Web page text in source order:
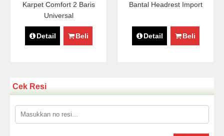
Karpet Comfort 2 Baris
Universal
Detail Beli
Bantal Headrest Import
Detail Beli
Cek Resi